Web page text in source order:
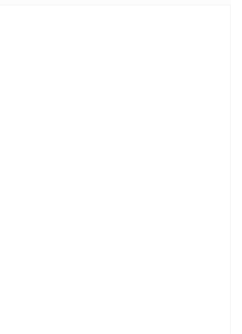
je 5 z 5 hvězdiček.
je 5 z 5 hvězdiček.
je 5 z 5 hvězdiček.